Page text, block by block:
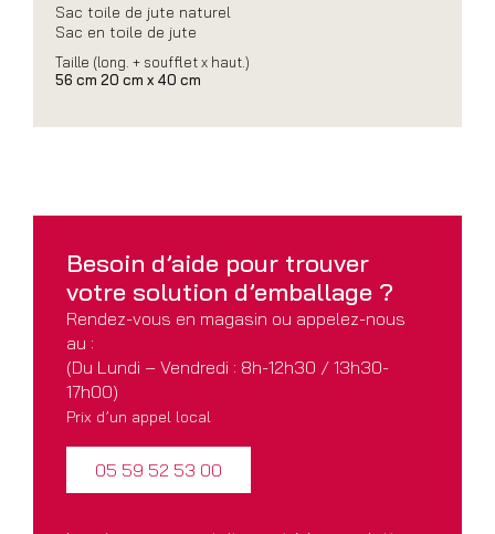
Sac toile de jute naturel
Sac en toile de jute
Taille (long. + soufflet x haut.)
56 cm 20 cm x 40 cm
Besoin d’aide pour trouver
votre solution d’emballage ?
Rendez-vous en magasin ou appelez-nous
au :
(Du Lundi – Vendredi : 8h-12h30 / 13h30-
17h00)
Prix d’un appel local
05 59 52 53 00